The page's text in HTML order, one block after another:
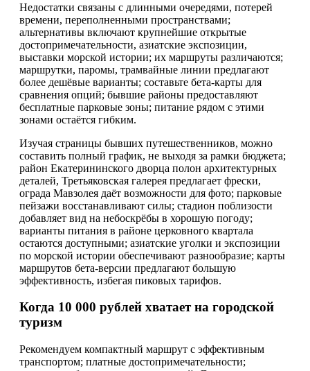
Недостатки связаны с длинными очередями, потерей
времени, переполненными пространствами;
альтернативы включают крупнейшие открытые
достопримечательности, азиатские экспозиции,
выставки морской истории; их маршруты различаются;
маршрутки, паромы, трамвайные линии предлагают
более дешёвые варианты; составьте бета-карты для
сравнения опций; бывшие районы предоставляют
бесплатные парковые зоны; питание рядом с этими
зонами остаётся гибким.
Изучая страницы бывших путешественников, можно
составить полный график, не выходя за рамки бюджета;
район Екатерининского дворца полон архитектурных
деталей, Третьяковская галерея предлагает фрески,
ограда Мавзолея даёт возможности для фото; парковые
пейзажи восстанавливают силы; стадион поблизости
добавляет вид на небоскрёбы в хорошую погоду;
варианты питания в районе церковного квартала
остаются доступными; азиатские уголки и экспозиции
по морской истории обеспечивают разнообразие; карты
маршрутов бета-версии предлагают большую
эффективность, избегая пиковых тарифов.
Когда 10 000 рублей хватает на городской
туризм
Рекомендуем компактный маршрут с эффективным
транспортом; платные достопримечательности;